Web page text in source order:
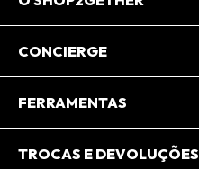
Sobre Nós
CONCIERGE
Central de Relacionamento
FERRAMENTAS
Minha Conta
TROCAS E DEVOLUÇÕES